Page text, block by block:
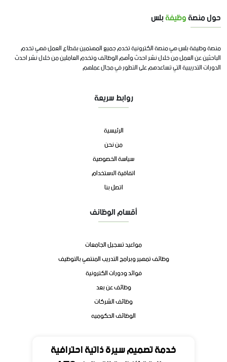
خدمة تصميم سيرة ذاتية احترافية
حول منصةوظيفةبلس
منصة وظيفة بلس هي منصة الكترونية تخدم جميع المهتمين بقطاع العمل فهي تخدم
الباحثين عن العمل من خلال نشر احدث وأهم الوظائف وتخدم العاملين من خلال نشر احدث
الدورات التدريبية التي تساعدهم على التطور في مجال عملهم
روابط سريعة
الرئيسية
من نحن
سياسة الخصوصية
اتفاقية الاستخدام
اتصل بنا
أقسام الوظائف
مواعيد تسجيل الجامعات
وظائف تمهير وبرامج التدريب المنتهي بالتوظيف
فوائد ودورات الكترونية
وظائف عن بعد
وظائف الشركات
الوظائف الحكوميه